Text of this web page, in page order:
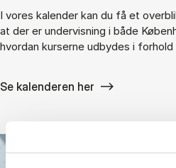
I vores kalender kan du få et
at der er undervisning i både
hvordan kurserne udbydes i forhold
Se kalenderen her